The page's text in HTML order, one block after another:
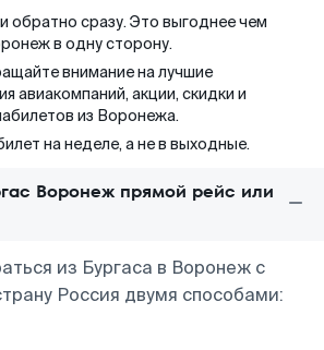
обратно сразу. Это выгоднее чем
в одну сторону.
внимание на лучшие
авиакомпаний, акции, скидки и
из Воронежа.
на неделе, а не в выходные.
Воронеж прямой рейс или
из Бургаса в Воронеж с
Россия двумя способами: